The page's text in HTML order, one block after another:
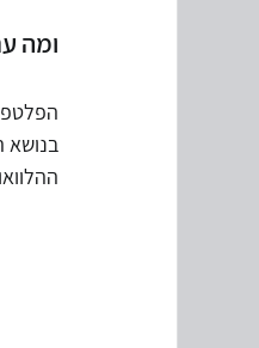
ומה
בנושא